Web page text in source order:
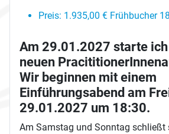
Preis: 1.935,00 € Frühbucher
Am 29.01.2027 starte
neuen
Wir beginnen mit einem
Einführungsabend am
29.01.2027 um 18:30.
Am Samstag und Sonntag schließt